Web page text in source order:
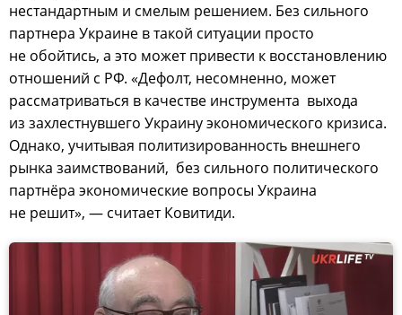
нестандартным и смелым решением. Без сильного
партнера Украине в такой ситуации просто
не обойтись, а это может привести к восстановлению
отношений с РФ. «Дефолт, несомненно, может
рассматриваться в качестве инструмента выхода
из захлестнувшего Украину экономического кризиса.
Однако, учитывая политизированность внешнего
рынка заимствований, без сильного политического
партнёра экономические вопросы Украина
не решит», — считает Ковитиди.